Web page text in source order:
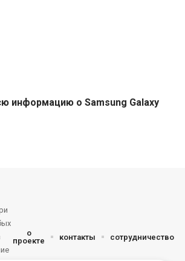
информацию о Samsung Galaxy
о
проекте
контакты сотрудничество